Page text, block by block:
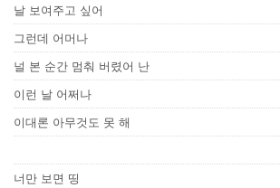
날 보여주고 싶어
그런데 어머나
널 본 순간 멈춰 버렸어 난
이런 날 어쩌나
이대론 아무것도 못 해
너만 보면 띵